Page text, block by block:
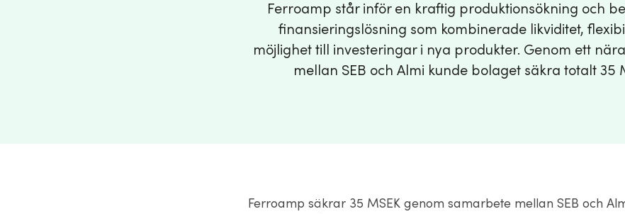
Ferroamp står inför en kraftig produktionsökning och
finansieringslösning som kombinerade likviditet,
möjlighet till investeringar i nya produkter. Genom ett
mellan SEB och Almi kunde bolaget säkra totalt 35
Ferroamp säkrar 35 MSEK genom samarbete mellan SEB och